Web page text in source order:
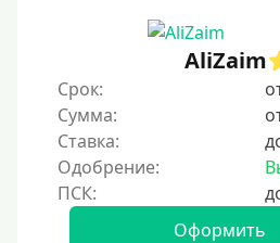
AliZaim
Срок:
Сумма:
Ставка:
Одобрение:
Оформить